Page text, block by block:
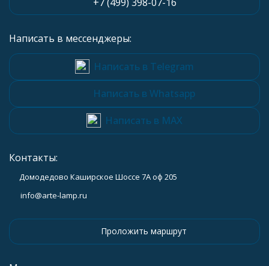
Написать в мессенджеры:
Написать в Telegram
Написать в Whatsapp
Написать в MAX
Контакты:
Домодедово Каширское Шоссе 7А оф 205
info@arte-lamp.ru
Проложить маршрут